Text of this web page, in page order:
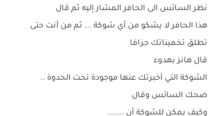
نظر السائس الى الحافر المشار إليه ثم قال
هذا الحافر لا يشكو من أي شوكة ... ثم من أنت حتى
تطلق تخميناتك جزافا
قال هانز بهدوء
الشوكة التي أخبرتك عنها موجودة تحت الحدوة ..
ضحك السائس وقال
وكيف يمكن للشوكة أن .......